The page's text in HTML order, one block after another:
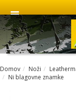
Domov Noži
Ni blagovne znamke